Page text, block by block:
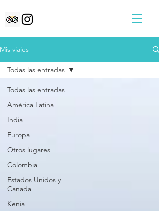
Mis viajes
Todas las entradas
América Latina
India
Europa
Otros lugares
Colombia
Estados Unidos y
Canada
Kenia
Todas las entradas